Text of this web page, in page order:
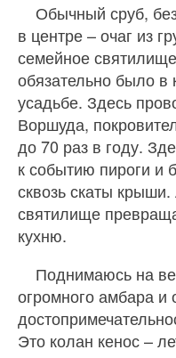
Обычный сруб,
в центре – очаг из
семейное
обязательно было в
усадьбе. Здесь
Воршуда,
до 70 раз в году.
к событию пироги и
сквозь скаты
святилище
кухню.
Поднимаюсь на
огромного амбара
Это колан кенос –